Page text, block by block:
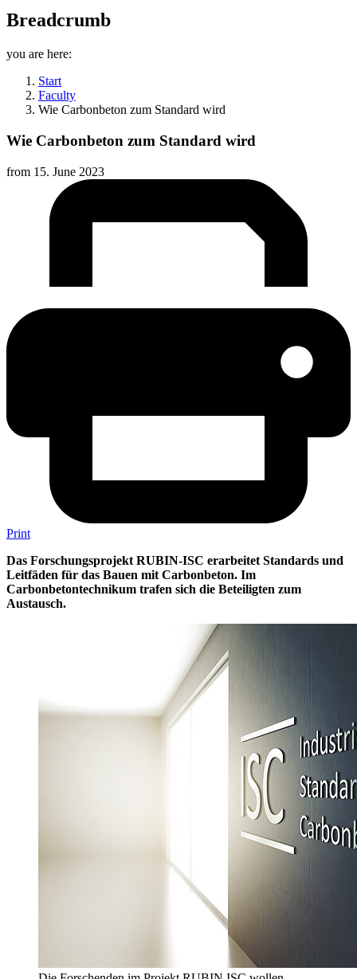
Breadcrumb
you are here:
Start
Faculty
Wie Carbonbeton zum Standard wird
Wie Carbonbeton zum Standard wird
from 15. June 2023
Print
Das Forschungsprojekt RUBIN-ISC erarbeitet Standards und
Leitfäden für das Bauen mit Carbonbeton. Im
Carbonbetontechnikum trafen sich die Beteiligten zum
Austausch.